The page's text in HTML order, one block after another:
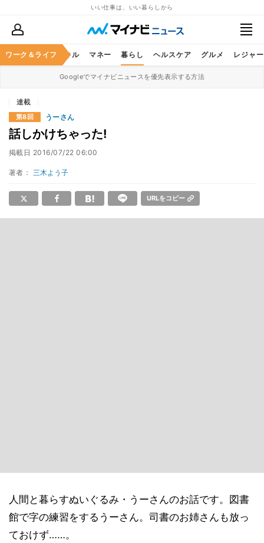
いい仕事は、いい暮らしから
ワーク＆ライフ
ア ビジネススキル マネー 暮らし ヘルスケア グルメ レジャー
Googleでマイナビニュースを優先表示する方法
連載
第8回 うーさん
話しかけちゃった!
掲載日 2016/07/22 06:00
著者： 三木よう子
URLをコピー
人間と暮らすぬいぐるみ・うーさんのお話です。図書
館で字の練習をするうーさん。司書のお姉さんも放っ
ておけず……。